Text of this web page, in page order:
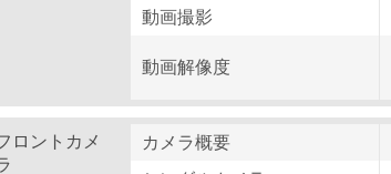
動画撮影
動画解像度
ロントカメ
カメラ概要